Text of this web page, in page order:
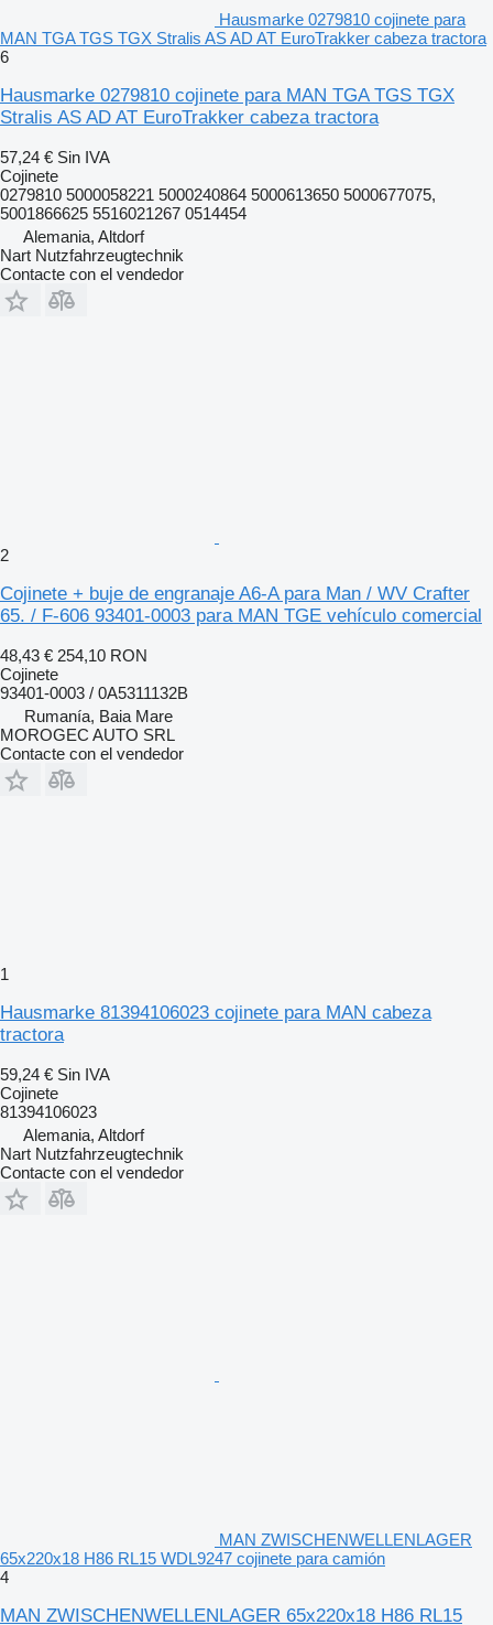
Hausmarke 0279810 cojinete para
MAN TGA TGS TGX Stralis AS AD AT EuroTrakker cabeza tractora
6
Hausmarke 0279810 cojinete para MAN TGA TGS TGX
Stralis AS AD AT EuroTrakker cabeza tractora
57,24 € Sin IVA
Cojinete
0279810 5000058221 5000240864 5000613650 5000677075,
5001866625 5516021267 0514454
Alemania, Altdorf
Nart Nutzfahrzeugtechnik
Contacte con el vendedor
2
Cojinete + buje de engranaje A6-A para Man / WV Crafter
65. / F-606 93401-0003 para MAN TGE vehículo comercial
48,43 € 254,10 RON
Cojinete
93401-0003 / 0A5311132B
Rumanía, Baia Mare
MOROGEC AUTO SRL
Contacte con el vendedor
1
Hausmarke 81394106023 cojinete para MAN cabeza
tractora
59,24 € Sin IVA
Cojinete
81394106023
Alemania, Altdorf
Nart Nutzfahrzeugtechnik
Contacte con el vendedor
MAN ZWISCHENWELLENLAGER
65x220x18 H86 RL15 WDL9247 cojinete para camión
4
MAN ZWISCHENWELLENLAGER 65x220x18 H86 RL15